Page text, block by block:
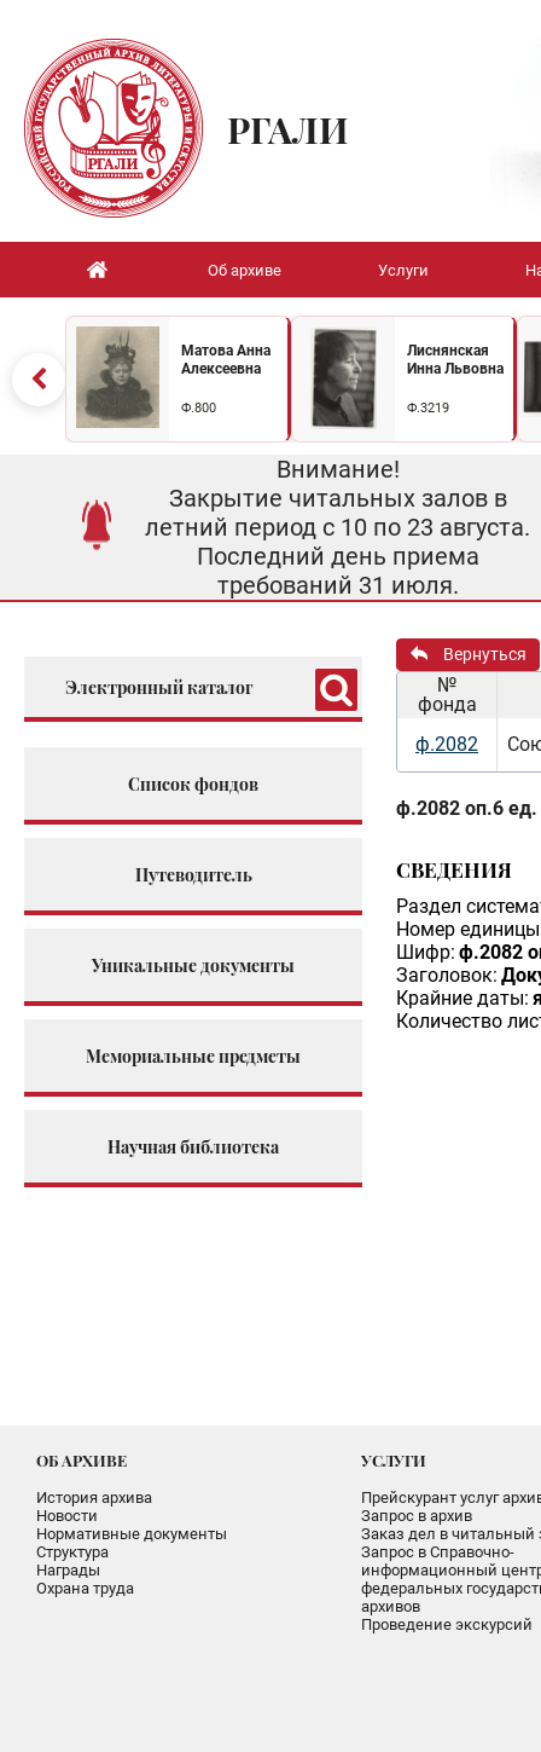
РГАЛИ
Об архиве Услуги
Матова Анна
Алексеевна
Ф.800
Лиснянская
Инна Львовна
Ф.3219
Внимание!
Закрытие читальных залов в
летний период с 10 по 23 августа.
Последний день приема
требований 31 июля.
Электронный каталог
Список фондов
Путеводитель
Уникальные документы
Мемориальные предметы
Научная библиотека
Вернуться
№
фонда
ф.2082
ф.2082 оп.6 ед.
СВЕДЕНИЯ
Раздел
Номер единицы
Шифр: ф.2082
Заголовок:
Крайние даты:
Количество
ОБ АРХИВЕ
История архива
Новости
Нормативные документы
Структура
Награды
Охрана труда
УСЛУГИ
Прейскурант услуг
Запрос в архив
Заказ дел в читальный
Запрос в Справочно-
информационный
федеральных
архивов
Проведение экскурсий